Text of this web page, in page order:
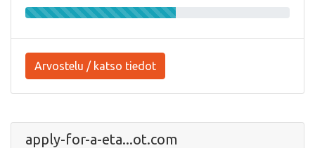
Arvostelu / katso tiedot
apply-for-a-eta...ot.com